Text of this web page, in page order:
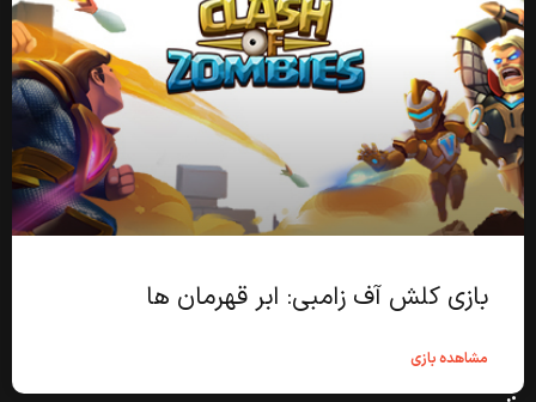
بازی کلش آف زامبی: ابر قهرمان ها
مشاهده بازی